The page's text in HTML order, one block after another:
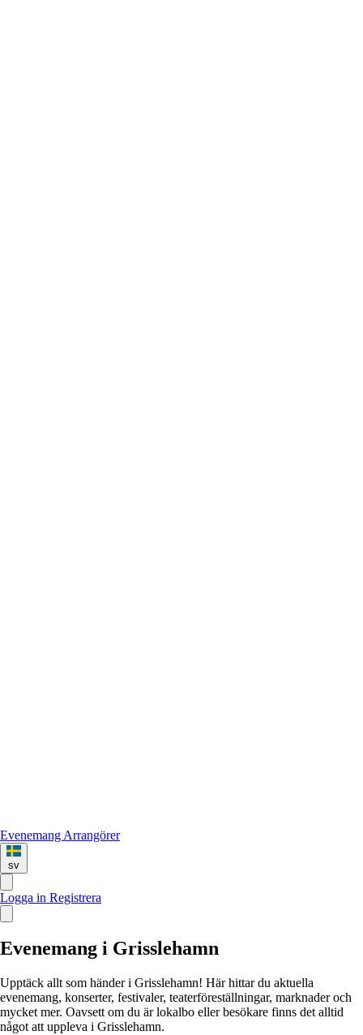
Evenemang Arrangörer
sv
Logga in Registrera
Evenemang i Grisslehamn
Upptäck allt som händer i Grisslehamn! Här hittar du aktuella
evenemang, konserter, festivaler, teaterföreställningar, marknader och
mycket mer. Oavsett om du är lokalbo eller besökare finns det alltid
något att uppleva i Grisslehamn.